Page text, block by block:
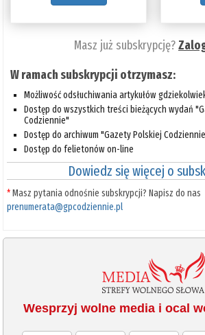
Masz już subskrypcję?
W ramach subskrypcji otrzymasz:
Możliwość odsłuchiwania artykułów
Dostęp do wszystkich treści bieżących wydań
Codziennie"
Dostęp do archiwum "Gazety Polskiej
Dostęp do felietonów on-line
Dowiedz się więcej o
*Masz pytania odnośnie subskrypcji? Napisz do nas
prenumerata@gpcodziennie.pl
Wesprzyj wolne media i ocal